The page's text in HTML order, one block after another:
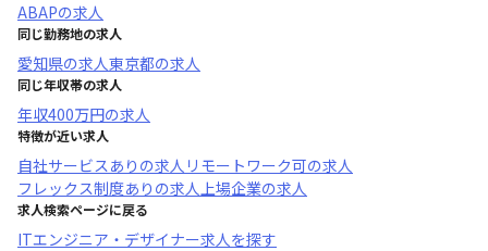
ABAPの求人
同じ勤務地の求人
愛知県の求人東京都の求人
同じ年収帯の求人
年収400万円の求人
特徴が近い求人
自社サービスあり の求人 リモートワーク可の求人
フレックス制度あり の求人上場企業の求人
求人検索ページに戻る
ITエンジニア・デザイナー求人を探す